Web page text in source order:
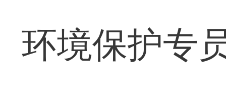
环境保护专